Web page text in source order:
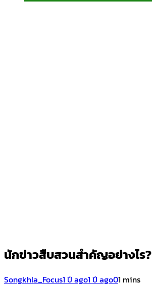
นักข่าวสืบสวนสำคัญอย่างไร?
Songkhla_Focus1 ปี ago1 ปี ago01 mins